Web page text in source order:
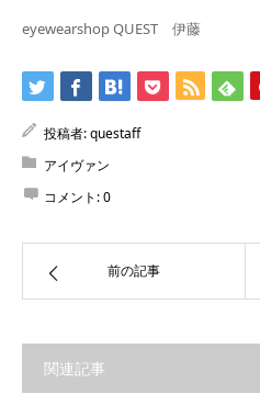
eyewearshop QUEST 伊藤
投稿者:questaff
アイヴァン
コメント:0
前の記事
関連記事